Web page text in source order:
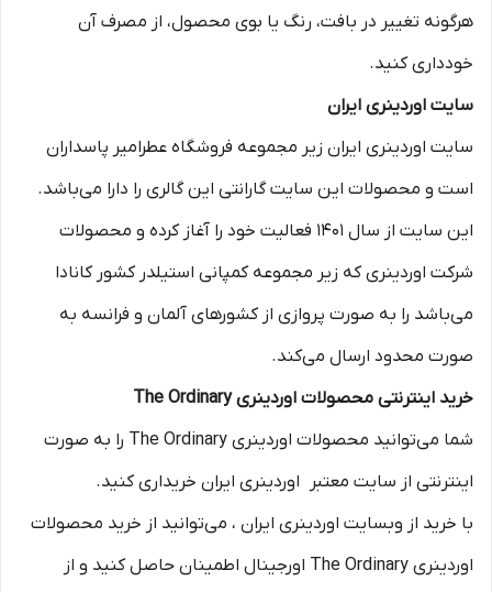
هرگونه تغییر در بافت، رنگ یا بوی محصول، از مصرف آن
خودداری کنید.
سایت اوردینری ایران
سایت اوردینری ایران زیر مجموعه فروشگاه عطرامیر پاسداران
است و محصولات این سایت گارانتی این گالری را دارا می‌باشد.
این سایت از سال ۱۴۰۱ فعالیت خود را آغاز کرده و محصولات
شرکت اوردینری که زیر مجموعه کمپانی استیلدر کشور کانادا
می‌باشد را به صورت پروازی از کشورهای آلمان و فرانسه به
صورت محدود ارسال می‌کند.
خرید اینترنتی محصولات اوردینری The Ordinary
شما می‌توانید محصولات اوردینری The Ordinary را به صورت
اینترنتی از سایت‌ معتبر اوردینری ایران خریداری کنید.
با خرید از وبسایت اوردینری ایران ، می‌توانید از خرید محصولات
اوردینری The Ordinary اورجینال اطمینان حاصل کنید و از